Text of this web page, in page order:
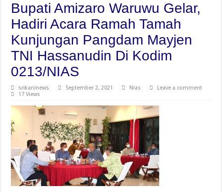
Bupati Amizaro Waruwu Gelar,
Hadiri Acara Ramah Tamah
Kunjungan Pangdam Mayjen
TNI Hassanudin Di Kodim
0213/NIAS
srikaninews September 2, 2021 Nias
Leave a comment
17 Views